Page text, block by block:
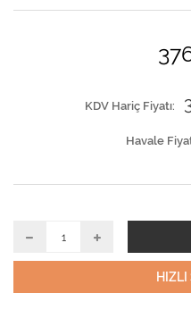
KDV Hariç Fiyatı
Havale
HIZLI